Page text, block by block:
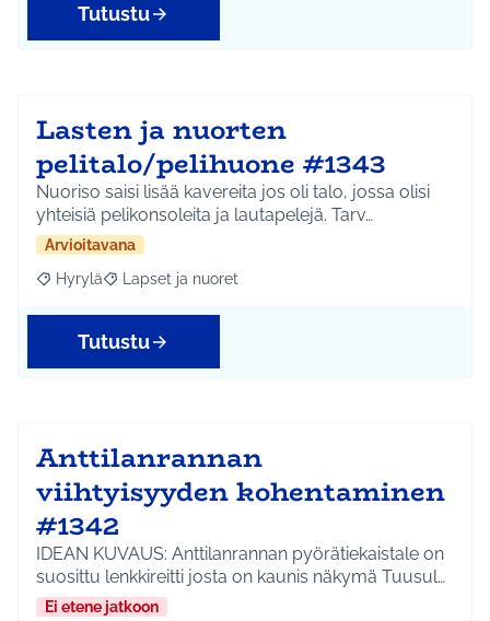
Tutustu
Lasten ja nuorten
pelitalo/pelihuone #1343
Nuoriso saisi lisää kavereita jos oli talo, jossa olisi
yhteisiä pelikonsoleita ja lautapelejä. Tarv…
Arvioitavana
Rajaa tulokset aihepiirin mukaan: Hyrylä
Hyrylä Rajaa tulokset teeman mukaan: Lapset ja nuoret
Lapset ja nuoret
Tutustu
Anttilanrannan
viihtyisyyden kohentaminen
#1342
IDEAN KUVAUS: Anttilanrannan pyörätiekaistale on
suosittu lenkkireitti josta on kaunis näkymä Tuusul…
Ei etene jatkoon